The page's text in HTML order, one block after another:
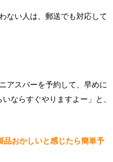
ない人は、郵送でも対応して
アスバーを予約して、早めに
ならすぐやりますよー」と、
おかしいと感じたら簡単予